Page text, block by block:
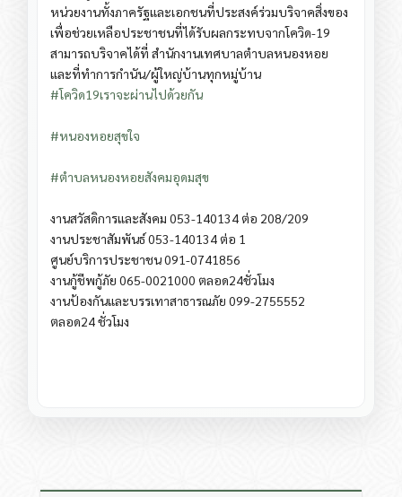
หน่วยงานทั้งภาครัฐและเอกชนที่ประสงค์ร่วมบริจาคสิ่งของ
เพื่อช่วยเหลือประชาชนที่ได้รับผลกระทบจากโควิด-19
สามารถบริจาคได้ที่ สำนักงานเทศบาลตำบลหนองหอย
และที่ทำการกำนัน/ผู้ใหญ่บ้านทุกหมู่บ้าน
#โควิด19เราจะผ่านไปด้วยกัน
#หนองหอยสุขใจ
#ตำบลหนองหอยสังคมอุดมสุข
งานสวัสดิการและสังคม 053-140134 ต่อ 208/209
งานประชาสัมพันธ์ 053-140134 ต่อ 1
ศูนย์บริการประชาชน 091-0741856
งานกู้ชีพกู้ภัย 065-0021000 ตลอด24ชั่วโมง
งานป้องกันและบรรเทาสาธารณภัย 099-2755552
ตลอด24 ชั่วโมง